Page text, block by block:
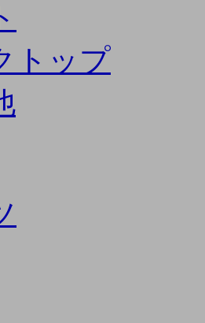
トップ